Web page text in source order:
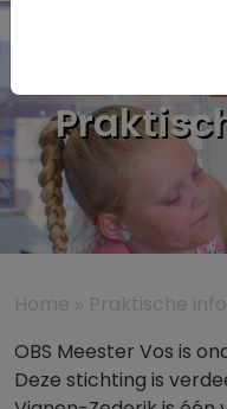
Home » Praktische
OBS Meester Vos is
Deze stichting is